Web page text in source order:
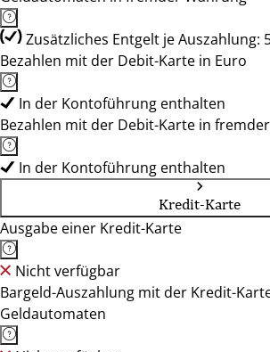
Zusätzliches Entgelt je Auszahlung:
Bezahlen mit der Debit-Karte in Euro
In der Kontoführung enthalten
Bezahlen mit der Debit-Karte in
In der Kontoführung enthalten
Kredit-Karte
Ausgabe einer Kredit-Karte
Nicht verfügbar
Bargeld-Auszahlung mit der Kredit-
Geldautomaten